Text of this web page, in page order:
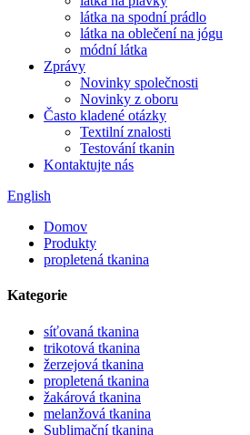
látka na spodní prádlo
látka na oblečení na jógu
módní látka
Zprávy
Novinky společnosti
Novinky z oboru
Často kladené otázky
Textilní znalosti
Testování tkanin
Kontaktujte nás
English
Domov
Produkty
propletená tkanina
Kategorie
síťovaná tkanina
trikotová tkanina
žerzejová tkanina
propletená tkanina
žakárová tkanina
melanžová tkanina
Sublimační tkanina